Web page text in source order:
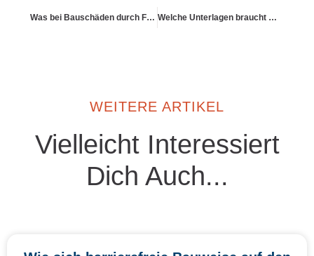
Was bei Bauschäden durch Fremdfirmen zu beachten ist Welche Unterlagen braucht man im Schadenfall?
WEITERE ARTIKEL
Vielleicht Interessiert
Dich Auch...